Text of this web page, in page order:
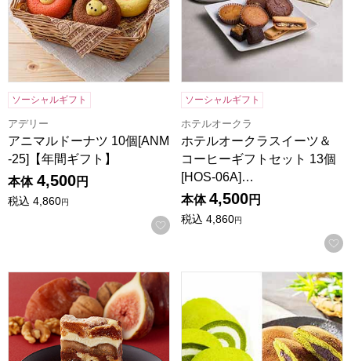
ソーシャルギフト
アデリー
アニマルドーナツ 10個[ANM
-25]【年間ギフト】
本体 4,500円
税込 4,860円
お気に入りに登録する
ソーシャルギフト
ホテルオークラ
ホテルオークラスイーツ＆
コーヒーギフトセット 13個
[HOS-06A]…
本体 4,500円
税込 4,860円
一善や 干柿と胡桃と無花果のミルフィーユ 6個入り(風呂敷
京都宇治 茶游堂 茶游堂ロー